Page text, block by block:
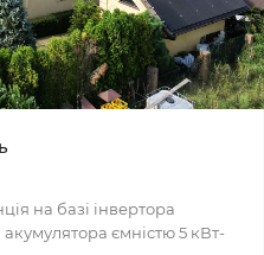
на базі інвертора
ємністю 5 кВт-